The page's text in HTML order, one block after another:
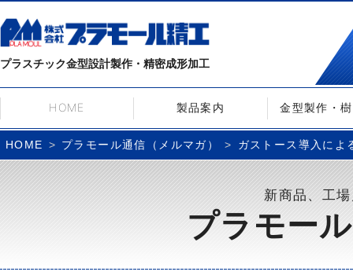
プラスチック金型設計製作・精密成形加工
HOME 製品案内 金型製作・
HOME プラモール通信（メルマガ） ガストース導入に
新商品、工
プラモー